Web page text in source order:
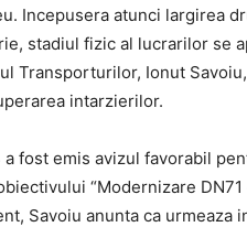
Incepusera atunci largirea
stadiul fizic al lucrarilor se
Transporturilor, Ionut
intarzierilor.
fost emis avizul favorabil
“Modernizare
Savoiu anunta ca